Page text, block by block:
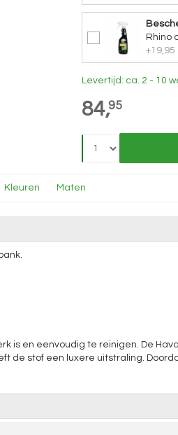
Rhino
+19,95
Levertijd: ca. 2 - 10
84,95
Kleuren Maten
is en eenvoudig te reinigen. De
de stof een luxere uitstraling.